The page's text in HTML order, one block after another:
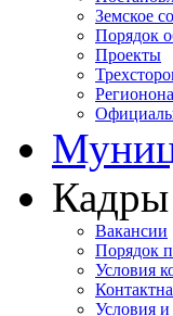
Земское
Порядок
Проекты
Кадры
Вакансии
Порядок
Условия
Условия и